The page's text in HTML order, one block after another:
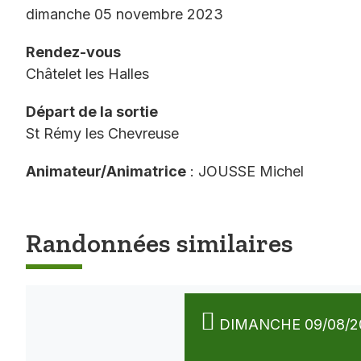
dimanche 05 novembre 2023
Rendez-vous
Châtelet les Halles
Départ de la sortie
St Rémy les Chevreuse
Animateur/Animatrice : JOUSSE Michel
Randonnées similaires
DIMANCHE 09/08/